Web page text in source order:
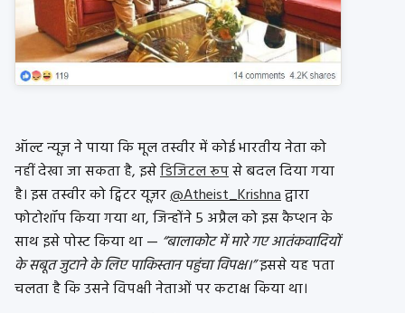
ऑल्ट न्यूज़ ने पाया कि मूल तस्वीर में कोई भारतीय नेता को
नहीं देखा जा सकता है, इसेडिजिटल रूपसे बदल दिया गया
है। इस तस्वीर को ट्विटर यूज़र@Atheist_Krishnaद्वारा
फोटोशॉप किया गया था, जिन्होंने 5 अप्रैल को इस कैप्शन के
साथ इसे पोस्ट किया था — “बालाकोट में मारे गए आतंकवादियों
के सबूत जुटाने के लिए पाकिस्तान पहुंचा विपक्ष।”इससे यह पता
चलता है कि उसने विपक्षी नेताओं पर कटाक्ष किया था।